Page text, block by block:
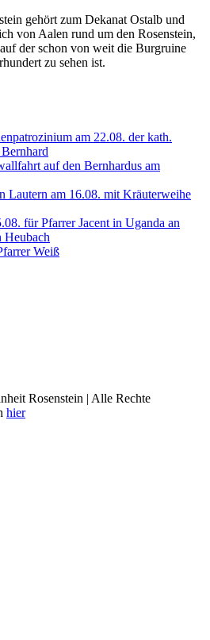
gehört zum Dekanat Ostalb und
von Aalen rund um den Rosenstein,
der schon von weit die Burgruine
zu sehen ist.
am 22.08. der kath.
auf den Bernhardus am
Lautern am 16.08. mit Kräuterweihe
für Pfarrer Jacent in Uganda an
Weiß
Rosenstein | Alle Rechte
hier